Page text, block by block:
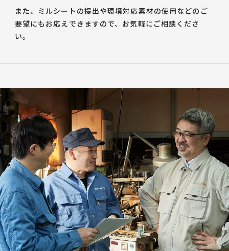
また、ミルシートの提出や環境対応素材の使用などのご
要望にもお応えできますので、お気軽にご相談くださ
い。